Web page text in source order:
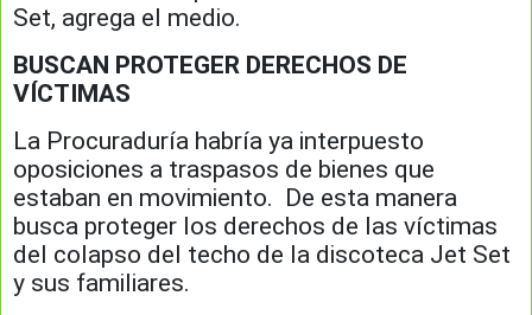
Set, agrega el medio.
BUSCAN PROTEGER DERECHOS DE
VÍCTIMAS
La Procuraduría habría ya interpuesto
oposiciones a traspasos de bienes que
estaban en movimiento. De esta manera
busca proteger los derechos de las víctimas
del colapso del techo de la discoteca Jet Set
y sus familiares.